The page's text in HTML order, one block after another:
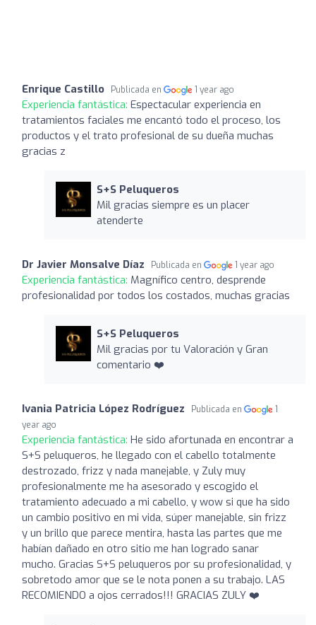
Enrique Castillo Publicada en 1 year ago
Experiencia fantástica: Espectacular experiencia en
tratamientos faciales me encantó todo el proceso, los
productos y el trato profesional de su dueña muchas
gracias z
S+S Peluqueros
Mil gracias siempre es un placer
atenderte
Dr Javier Monsalve Díaz Publicada en 1 year ago
Experiencia fantástica: Magnífico centro, desprende
profesionalidad por todos los costados, muchas gracias
S+S Peluqueros
Mil gracias por tu Valoración y Gran
comentario ❤️
Ivania Patricia López Rodríguez Publicada en
1
year ago
Experiencia fantástica: He sido afortunada en encontrar a
S+S peluqueros, he llegado con el cabello totalmente
destrozado, frizz y nada manejable, y Zuly muy
profesionalmente me ha asesorado y escogido el
tratamiento adecuado a mi cabello, y wow si que ha sido
un cambio positivo en mi vida, súper manejable, sin frizz
y un brillo que parece mentira, hasta las partes que me
habían dañado en otro sitio me han logrado sanar
mucho. Gracias S+S peluqueros por su profesionalidad, y
sobretodo amor que se le nota ponen a su trabajo. LAS
RECOMIENDO a ojos cerrados!!! GRACIAS ZULY ❤️